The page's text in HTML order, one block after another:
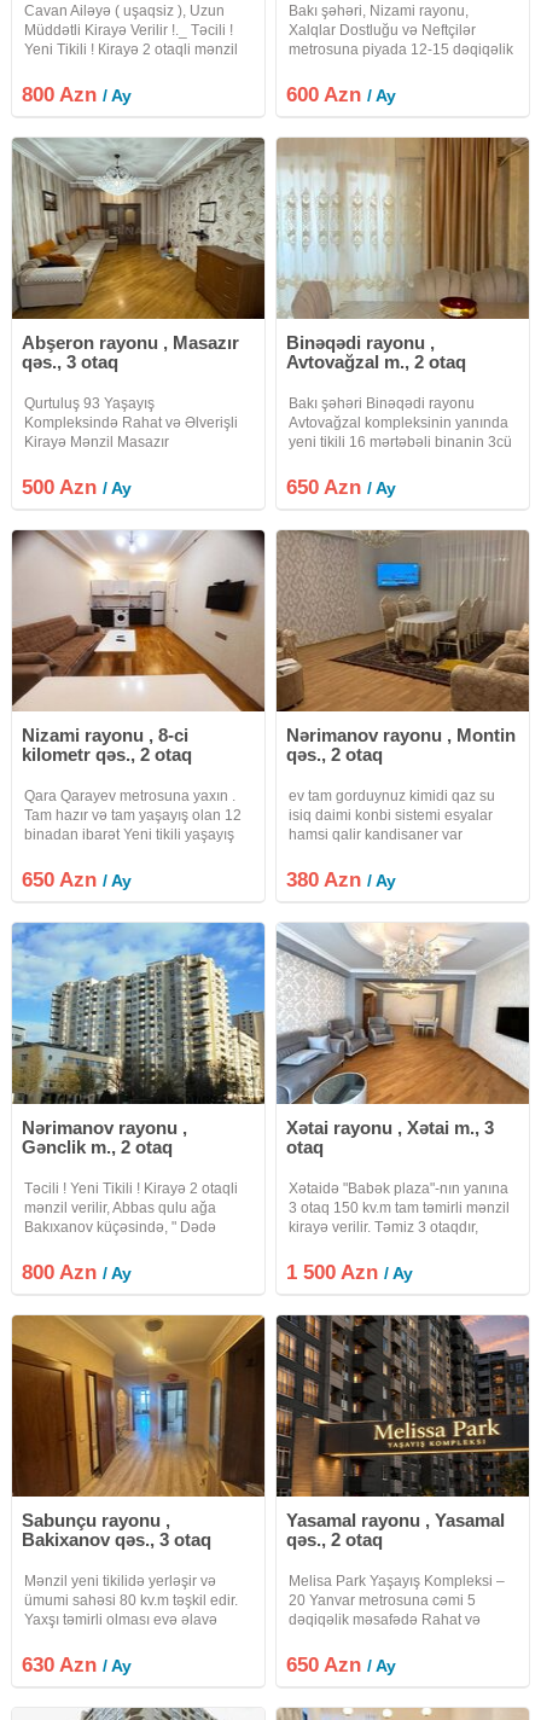
Cavan Ailəyə ( uşaqsiz ), Uzun
Müddətli Kirayə Verilir !._ Təcili !
Yeni Tikili ! Кirayə 2 otaqli mənzil
küçəsində, " Chirag Plaza " otelin,
" Qafqaz Baku City Hotel "
800 Azn/ Ay
Bakı şəhəri, Nizami rayonu,
Xalqlar Dostluğu və Neftçilər
metrosuna piyada 12-15 dəqiqəlik
yeni tikili binanın 7-ci
mərtəbəsində sahəsi 65 kv.m. olan
600 Azn/ Ay
Abşeron rayonu , Masazır
qəs., 3 otaq
Qurtuluş 93 Yaşayış
Kompleksində Rahat və Əlverişli
Kirayə Mənzil Masazır
93 yaşayış kompleksində, 4-cü
mərtəbədə olan səliqəli və baxımlı
yerləşmə
500 Azn/ Ay
Binəqədi rayonu ,
Avtovağzal m., 2 otaq
Bakı şəhəri Binəqədi rayonu
Avtovağzal kompleksinin yanında
yeni tikili 16 mərtəbəli binanin 3cü
verilir.İşıq, su, qaz
daimidir.Komendat pulu qiymətə
650 Azn/ Ay
Nizami rayonu , 8-ci
kilometr qəs., 2 otaq
Qara Qarayev metrosuna yaxın .
Tam hazır və tam yaşayış olan 12
binadan ibarət Yeni tikili yaşayış
otaqlıya düzəlmə mənzil kirayə
verilir . 17/14 . Ümumi sahəsi 55
650 Azn/ Ay
Nərimanov rayonu , Montin
qəs., 2 otaq
ev tam gorduynuz kimidi qaz su
isiq daimi konbi sistemi esyalar
hamsi qalir kandisaner var
380 Azn/ Ay
Nərimanov rayonu ,
Gənclik m., 2 otaq
Təcili ! Yeni Tikili ! Kirayə 2 otaqli
mənzil verilir, Abbas qulu ağa
Bakıxanov küçəsində, " Dədə
" Gənclik " metrosu yaxinliğinda.
Mərtəbə: 13/10.
800 Azn/ Ay
Xətai rayonu , Xətai m., 3
otaq
Xətaidə "Babək plaza"-nın yanına
3 otaq 150 kv.m tam təmirli mənzil
kirayə verilir. Təmiz 3 otaqdır,
görsənən bütün əşya və
avadanlıqlar hamısı evə
1 500 Azn/ Ay
Sabunçu rayonu ,
Bakixanov qəs., 3 otaq
Mənzil yeni tikilidə yerləşir və
ümumi sahəsi 80 kv.m təşkil edir.
Yaxşı təmirli olması evə əlavə
qazandırır. Otaqlar geniş və
funksional şəkildə planlaşdırılıb,
630 Azn/ Ay
Yasamal rayonu , Yasamal
qəs., 2 otaq
Melisa Park Yaşayış Kompleksi –
20 Yanvar metrosuna cəmi 5
dəqiqəlik məsafədə Rahat və
Mənzil haqqında 19 mərtəbəli
binanın 17-ci mərtəbəsində Sahə
650 Azn/ Ay